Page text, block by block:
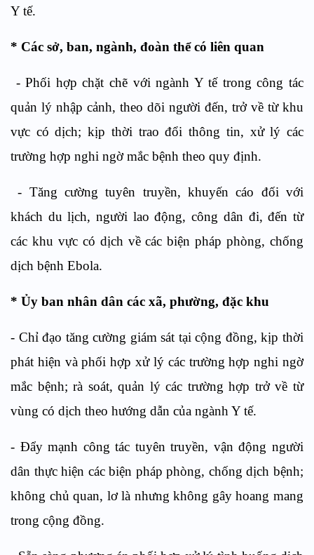
Y tế.
* Các sở, ban, ngành, đoàn thể có liên quan
- Phối hợp chặt chẽ với ngành Y tế trong công tác
quản lý nhập cảnh, theo dõi người đến, trở về từ khu
vực có dịch; kịp thời trao đổi thông tin, xử lý các
trường hợp nghi ngờ mắc bệnh theo quy định.
- Tăng cường tuyên truyền, khuyến cáo đối với
khách du lịch, người lao động, công dân đi, đến từ
các khu vực có dịch về các biện pháp phòng, chống
dịch bệnh Ebola.
* Ủy ban nhân dân các xã, phường, đặc khu
- Chỉ đạo tăng cường giám sát tại cộng đồng, kịp thời
phát hiện và phối hợp xử lý các trường hợp nghi ngờ
mắc bệnh; rà soát, quản lý các trường hợp trở về từ
vùng có dịch theo hướng dẫn của ngành Y tế.
- Đẩy mạnh công tác tuyên truyền, vận động người
dân thực hiện các biện pháp phòng, chống dịch bệnh;
không chủ quan, lơ là nhưng không gây hoang mang
trong cộng đồng.